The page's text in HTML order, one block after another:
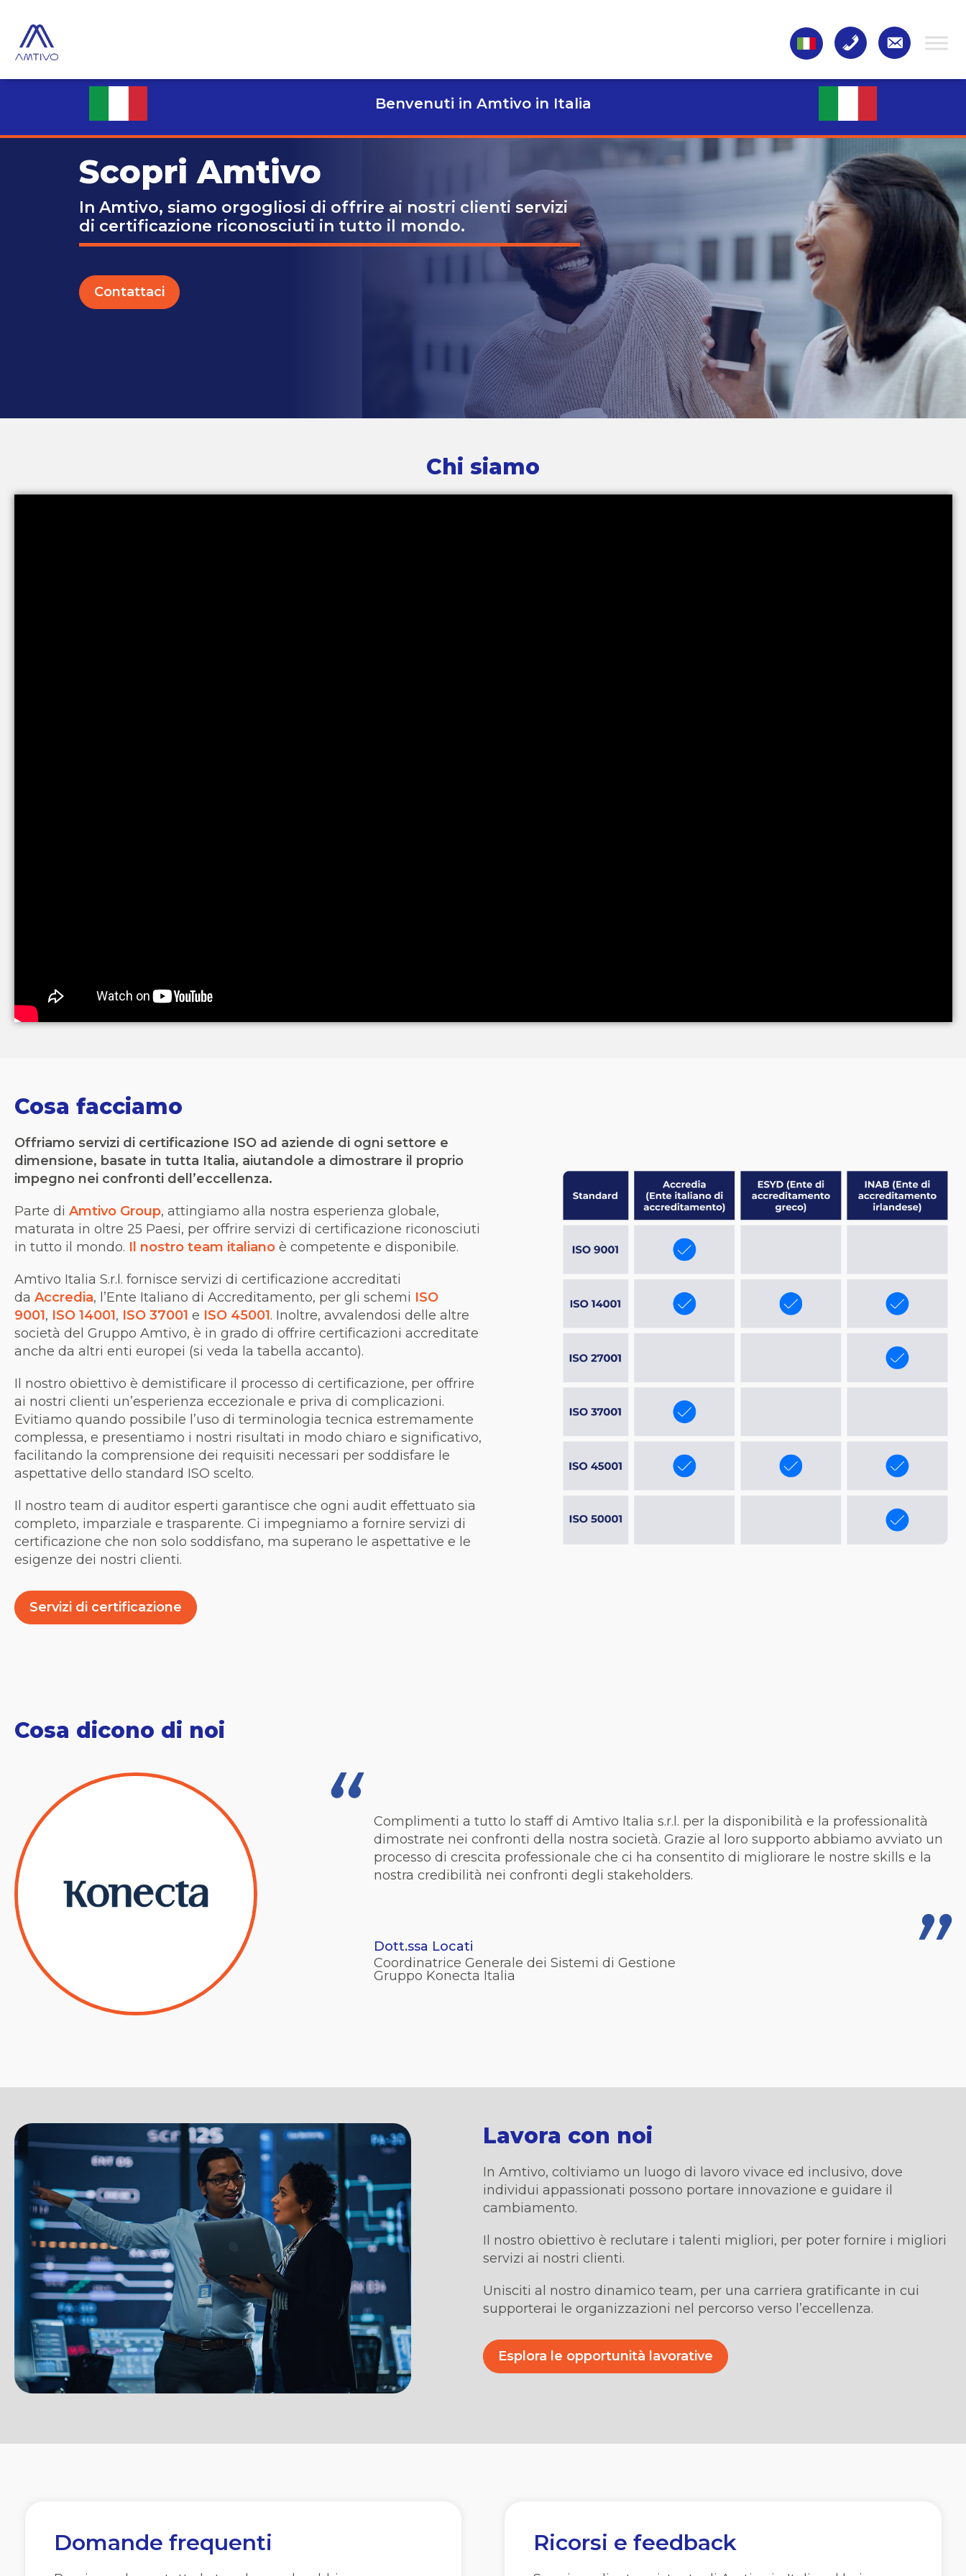
Benvenuti in Amtivo in Italia
Scopri Amtivo
In Amtivo, siamo orgogliosi di offrire ai nostri clienti servizi
di certificazione riconosciuti in tutto il mondo.
Contattaci
Chi siamo
Cosa facciamo
Offriamo servizi di certificazione ISO ad aziende di ogni settore e
dimensione, basate in tutta Italia, aiutandole a dimostrare il proprio
impegno nei confronti dell’eccellenza.
Parte di Amtivo Group, attingiamo alla nostra esperienza globale,
maturata in oltre 25 Paesi, per offrire servizi di certificazione riconosciuti
in tutto il mondo. Il nostro team italianoè competente e disponibile.
Amtivo Italia S.r.l. fornisce servizi di certificazione accreditati
da Accredia, l’Ente Italiano di Accreditamento, per gli schemi ISO
9001, ISO 14001, ISO 37001 e ISO 45001. Inoltre, avvalendosi delle altre
società del Gruppo Amtivo, è in grado di offrire certificazioni accreditate
anche da altri enti europei (si veda la tabella accanto).
I l nostro obiettivo è demistificare il processo di certificazione, per offrire
ai nostri clienti un’esperienza eccezionale e priva di complicazioni.
Evitiamo quando possibile l’uso di terminologia tecnica estremamente
complessa, e presentiamo i nostri risultati in modo chiaro e significativo,
facilitando la comprensione dei requisiti necessari per soddisfare le
aspettative dello standard ISO scelto.
Il nostro team di auditor esperti garantisce che ogni audit effettuato sia
completo, imparziale e trasparente. Ci impegniamo a fornire servizi di
certificazione che non solo soddisfano, ma superano le aspettative e le
esigenze dei nostri clienti.
Servizi di certificazione
Cosa dicono di noi
Complimenti a tutto lo staff di Amtivo Italia s.r.l. per la disponibilità e la professionalità
dimostrate nei confronti della nostra società. Grazie al loro supporto abbiamo avviato un
processo di crescita professionale che ci ha consentito di migliorare le nostre skills e la
nostra credibilità nei confronti degli stakeholders.
Dott.ssa Locati
Coordinatrice Generale dei Sistemi di Gestione
Gruppo Konecta Italia
Lavora con noi
In Amtivo, coltiviamo un luogo di lavoro vivace ed inclusivo, dove
individui appassionati possono portare innovazione e guidare il
cambiamento.
Il nostro obiettivo è reclutare i talenti migliori, per poter fornire i migliori
servizi ai nostri clienti.
Unisciti al nostro dinamico team, per una carriera gratificante in cui
supporterai le organizzazioni nel percorso verso l’eccellenza.
Esplora le opportunità lavorative
Domande frequenti Ricorsi e feedback